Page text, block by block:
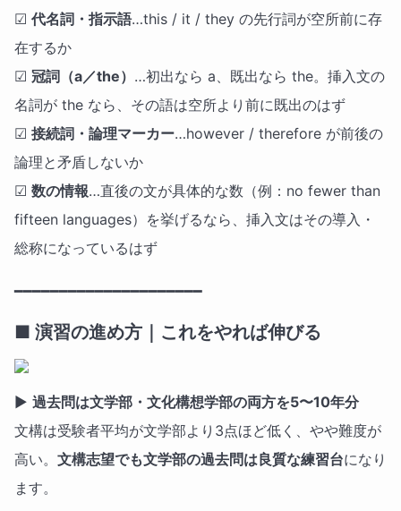
☑ 代名詞・指示語…this / it / they の先行詞が空所前に存
在するか
☑ 冠詞（a／the） …初出なら a、既出なら the。挿入文の
名詞が the なら、その語は空所より前に既出のはず
☑ 接続詞・論理マーカー…however / therefore が前後の
論理と矛盾しないか
☑ 数の情報…直後の文が具体的な数（例：no fewer than
fifteen languages）を挙げるなら、挿入文はその導入・
総称になっているはず
━━━━━━━━━━━━━━━━━━━━━
■ 演習の進め方｜これをやれば伸びる
▶ 過去問は文学部・文化構想学部の両方を5〜10年分
文構は受験者平均が文学部より3点ほど低く、やや難度が
高い。 文構志望でも文学部の過去問は良質な練習台になり
ます。